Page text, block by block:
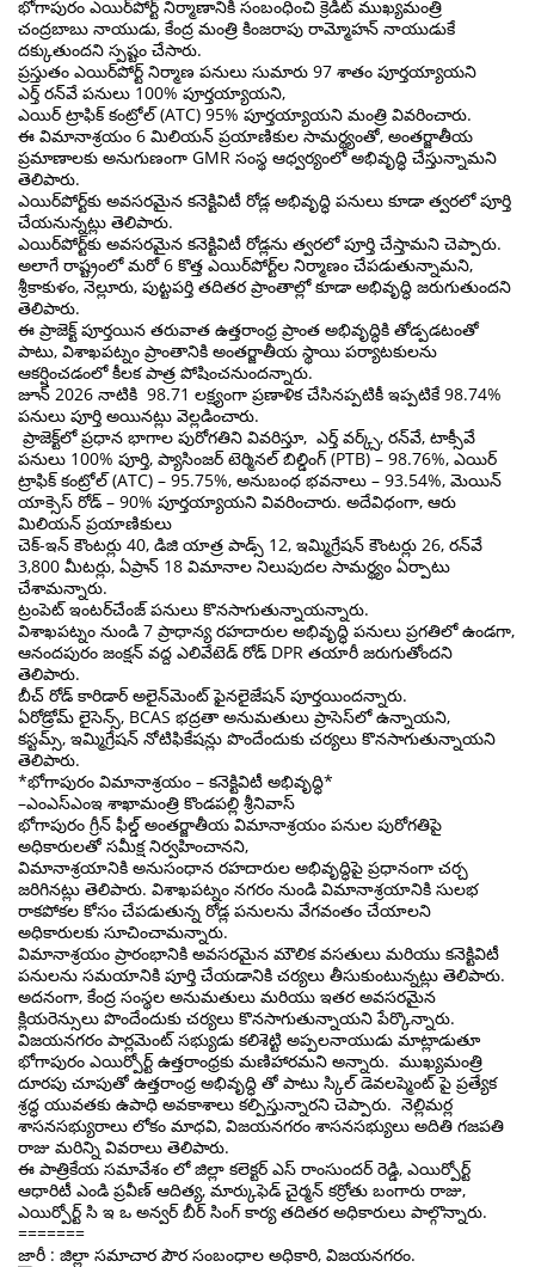
భోగాపురం ఎయిర్‌పోర్ట్ నిర్మాణానికి సంబంధించి క్రెడిట్ ముఖ్యమంత్రి
చంద్రబాబు నాయుడు, కేంద్ర మంత్రి కింజరాపు రామ్మోహన్ నాయుడుకే
దక్కుతుందని స్పష్టం చేసారు.
ప్రస్తుతం ఎయిర్‌పోర్ట్ నిర్మాణ పనులు సుమారు 97 శాతం పూర్తయ్యాయని
ఎర్త్ రన్‌వే పనులు 100% పూర్తయ్యాయని,
ఎయిర్ ట్రాఫిక్ కంట్రోల్ (ATC) 95% పూర్తయ్యాయని మంత్రి వివరించారు.
ఈ విమానాశ్రయం 6 మిలియన్ ప్రయాణికుల సామర్థ్యంతో, అంతర్జాతీయ
ప్రమాణాలకు అనుగుణంగా GMR సంస్థ ఆధ్వర్యంలో అభివృద్ధి చేస్తున్నామని
తెలిపారు.
ఎయిర్‌పోర్ట్‌కు అవసరమైన కనెక్టివిటీ రోడ్ల అభివృద్ధి పనులు కూడా త్వరలో పూర్తి
చేయనున్నట్లు తెలిపారు.
ఎయిర్‌పోర్ట్‌కు అవసరమైన కనెక్టివిటీ రోడ్లను త్వరలో పూర్తి చేస్తామని చెప్పారు.
అలాగే రాష్ట్రంలో మరో 6 కొత్త ఎయిర్‌పోర్ట్‌ల నిర్మాణం చేపడుతున్నామని,
శ్రీకాకుళం, నెల్లూరు, పుట్టపర్తి తదితర ప్రాంతాల్లో కూడా అభివృద్ధి జరుగుతుందని
తెలిపారు.
ఈ ప్రాజెక్ట్ పూర్తయిన తరువాత ఉత్తరాంధ్ర ప్రాంత అభివృద్ధికి తోడ్పడటంతో
పాటు, విశాఖపట్నం ప్రాంతానికి అంతర్జాతీయ స్థాయి పర్యాటకులను
ఆకర్షించడంలో కీలక పాత్ర పోషించనుందన్నారు.
జూన్ 2026 నాటికి 98.71 లక్ష్యంగా ప్రణాళిక చేసినప్పటికీ ఇప్పటికే 98.74%
పనులు పూర్తి అయినట్లు వెల్లడించారు.
ప్రాజెక్ట్‌లో ప్రధాన భాగాల పురోగతిని వివరిస్తూ, ఎర్త్ వర్క్స్, రన్‌వే, టాక్సీవే
పనులు 100% పూర్తి, ప్యాసింజర్ టెర్మినల్ బిల్డింగ్ (PTB) – 98.76%, ఎయిర్
ట్రాఫిక్ కంట్రోల్ (ATC) – 95.75%, అనుబంధ భవనాలు – 93.54%, మెయిన్
యాక్సెస్ రోడ్ – 90% పూర్తయ్యాయని వివరించారు. అదేవిధంగా, ఆరు
మిలియన్ ప్రయాణికులు
చెక్-ఇన్ కౌంటర్లు 40, డిజి యాత్ర పాడ్స్ 12, ఇమ్మిగ్రేషన్ కౌంటర్లు 26, రన్‌వే
3,800 మీటర్లు, ఏప్రాన్ 18 విమానాల నిలుపుదల సామర్థ్యం ఏర్పాటు
చేశామన్నారు.
ట్రంపెట్ ఇంటర్‌చేంజ్ పనులు కొనసాగుతున్నాయన్నారు.
విశాఖపట్నం నుండి 7 ప్రాధాన్య రహదారుల అభివృద్ధి పనులు ప్రగతిలో ఉండగా,
ఆనందపురం జంక్షన్ వద్ద ఎలివేటెడ్ రోడ్ DPR తయారీ జరుగుతోందని
తెలిపారు.
బీచ్ రోడ్ కారిడార్ అలైన్‌మెంట్ ఫైనలైజేషన్ పూర్తయిందన్నారు.
ఏరోడ్రోమ్ లైసెన్స్, BCAS భద్రతా అనుమతులు ప్రాసెస్‌లో ఉన్నాయని,
కస్టమ్స్, ఇమ్మిగ్రేషన్ నోటిఫికేషన్లు పొందేందుకు చర్యలు కొనసాగుతున్నాయని
తెలిపారు.
*భోగాపురం విమానాశ్రయం – కనెక్టివిటీ అభివృద్ధి*
–ఎంఎస్ఎంఇ శాఖామంత్రి కొండపల్లి శ్రీనివాస్
భోగాపురం గ్రీన్ ఫీల్డ్ అంతర్జాతీయ విమానాశ్రయం పనుల పురోగతిపై
అధికారులతో సమీక్ష నిర్వహించానని,
విమానాశ్రయానికి అనుసంధాన రహదారుల అభివృద్ధిపై ప్రధానంగా చర్చ
జరిగినట్లు తెలిపారు. విశాఖపట్నం నగరం నుండి విమానాశ్రయానికి సులభ
రాకపోకల కోసం చేపడుతున్న రోడ్ల పనులను వేగవంతం చేయాలని
అధికారులకు సూచించామన్నారు.
విమానాశ్రయం ప్రారంభానికి అవసరమైన మౌలిక వసతులు మరియు కనెక్టివిటీ
పనులను సమయానికి పూర్తి చేయడానికి చర్యలు తీసుకుంటున్నట్లు తెలిపారు.
అదనంగా, కేంద్ర సంస్థల అనుమతులు మరియు ఇతర అవసరమైన
క్లియరెన్సులు పొందేందుకు చర్యలు కొనసాగుతున్నాయని పేర్కొన్నారు.
విజయనగరం పార్లమెంట్ సభ్యుడు కలిశెట్టి అప్పలనాయుడు మాట్లాడుతూ
భోగాపురం ఎయిర్పోర్ట్ ఉత్తరాంధ్రకు మణిహారమని అన్నారు. ముఖ్యమంత్రి
దూరపు చూపుతో ఉత్తరాంధ్ర అభివృద్ధి తో పాటు స్కిల్ డెవలప్మెంట్ పై ప్రత్యేక
శ్రద్ధ యువతకు ఉపాధి అవకాశాలు కల్పిస్తున్నారని చెప్పారు. నెల్లిమర్ల
శాసనసభ్యురాలు లోకం మాధవి, విజయనగరం శాసనసభ్యులు అదితి గజపతి
రాజు మరిన్ని వివరాలు తెలిపారు.
ఈ పాత్రికేయ సమావేశం లో జిల్లా కలెక్టర్ ఎస్ రాంసుందర్ రెడ్డి, ఎయిర్పోర్ట్
ఆధారిటీ ఎండి ప్రవీణ్ ఆదిత్య, మార్కుఫెడ్ చైర్మన్ కర్రోతు బంగారు రాజు,
ఎయిర్పోర్ట్ సి ఇ ఒ అన్వర్ బీర్ సింగ్ కార్య తదితర అధికారులు పాల్గొన్నారు.
=======
జారీ : జిల్లా సమాచార పౌర సంబంధాల అధికారి, విజయనగరం.